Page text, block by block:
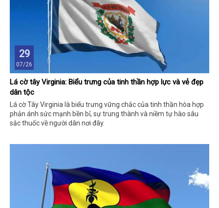
29
07/26
Lá cờ tây Virginia: Biểu trưng của tinh thần hợp lực và vẻ đẹp
dân tộc
Lá cờ Tây Virginia là biểu trưng vững chắc của tinh thần hòa hợp
phản ánh sức mạnh bền bỉ, sự trung thành và niềm tự hào sâu
sắc thuốc về người dân nơi đây.